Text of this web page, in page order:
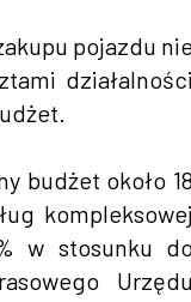
pojazdu
działalności
budżet około 18
kompleksowej
w stosunku do
Urzędu